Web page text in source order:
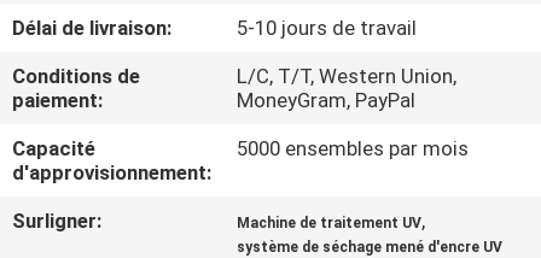
NOUS
NOUVELLES
DEMANDEZ
UNE
Délai de livraison:
5-10 jours de travail
Conditions de
paiement:
L/C, T/T, Western Union,
MoneyGram, PayPal
Capacité
d'approvisionnement:
5000 ensembles par mois
Surligner: Machine de traitement UV,
système de séchage mené d'encre UV